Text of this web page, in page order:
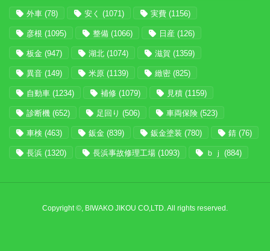
外車 (78) 安く (1071) 実費 (1156)
彦根 (1095) 整備 (1066) 日産 (126)
板金 (947) 湖北 (1074) 滋賀 (1359)
異音 (149) 米原 (1139) 緻密 (825)
自動車 (1234) 補修 (1079) 見積 (1159)
診断機 (652) 足回り (506) 車両保険 (523)
車検 (463) 鈑金 (839) 鈑金塗装 (780) 錆 (76)
長浜 (1320) 長浜事故修理工場 (1093) ｂｊ (884)
Copyright ©, BIWAKO JIKOU CO,LTD. All rights reserved.